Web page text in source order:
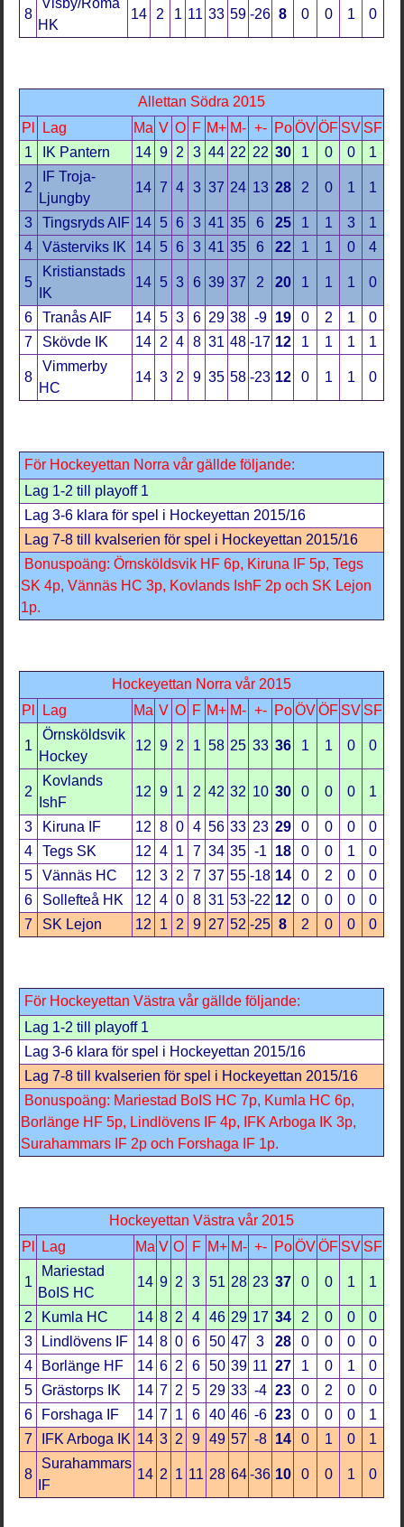
8
HK
14 2 1 11 33 59 -26 8 0 0 1 0
Allettan Södra 2015
Pl
Lag Ma V O F M+ M- +- Po ÖV ÖF SV SF
1
IK Pantern 14 9 2 3 44 22 22 30 1 0 0 1
2
IF Troja-
Ljungby
14 7 4 3 37 24 13 28 2 0 1 1
3 Tingsryds AIF 14 5 6 3 41 35 6 25 1 1 3
1
4
Västerviks IK 14 5 6 3 41 35 6 22 1 1 0 4
5
Kristianstads
IK
14 5 3 6 39 37 2 20 1 1 1 0
6 Tranås AIF 14 5 3 6 29 38 -9 19 0 2 1
0
7
Skövde IK 14 2 4 8 31 48 -17 12 1 1 1 1
8
Vimmerby
HC
14 3 2 9 35 58 -23 12 0 1 1 0
För Hockeyettan Norra vår gällde följande:
Lag 1-2 till playoff 1
Lag 3-6 klara för spel i Hockeyettan 2015/16
Lag 7-8 till kvalserien för spel i Hockeyettan 2015/16
Bonuspoäng: Örnsköldsvik HF 6p, Kiruna IF 5p, Tegs
SK 4p, Vännäs HC 3p, Kovlands IshF 2p och SK Lejon
1p.
Hockeyettan Norra vår 2015
Pl
Lag Ma V O F M+ M- +- Po ÖV ÖF SV SF
1
Örnsköldsvik
Hockey
12 9 2 1 58 25 33 36 1 1 0 0
2
Kovlands
IshF
12 9 1 2 42 32 10 30 0 0 0 1
3 Kiruna IF 12 8 0 4 56 33 23 29 0 0 0
0
4
Tegs SK 12 4 1 7 34 35 -1 18 0 0 1
0
5
Vännäs HC 12 3 2 7 37 55 -18 14 0 2 0
0
6
Sollefteå HK 12 4 0 8 31 53 -22 12 0 0 0
0
7
SK Lejon 12 1 2 9 27 52 -25 8 2 0 0 0
För Hockeyettan Västra vår gällde följande:
Lag 1-2 till playoff 1
Lag 3-6 klara för spel i Hockeyettan 2015/16
Lag 7-8 till kvalserien för spel i Hockeyettan 2015/16
Bonuspoäng: Mariestad BoIS HC 7p, Kumla HC 6p,
Borlänge HF 5p, Lindlövens IF 4p, IFK Arboga IK 3p,
Surahammars IF 2p och Forshaga IF 1p.
Hockeyettan Västra vår 2015
Pl
Lag Ma V O F M+ M- +- Po ÖV ÖF SV SF
1
Mariestad
BoIS HC
14 9 2 3 51 28 23 37 0 0 1 1
2 Kumla HC 14 8 2 4 46 29 17 34 2 0 0
0
3
Lindlövens IF 14 8 0 6 50 47 3 28 0 0 0
0
4
Borlänge HF 14 6 2 6 50 39 11 27 1 0 1
0
5 Grästorps IK 14 7 2 5 29 33 -4 23 0 2 0
0
6
Forshaga IF 14 7 1 6 40 46 -6 23 0 0 0
1
7
IFK Arboga IK 14 3 2 9 49 57 -8 14 0 1 0 1
8
Surahammars
IF
14 2 1 11 28 64 -36 10 0 0 1 0